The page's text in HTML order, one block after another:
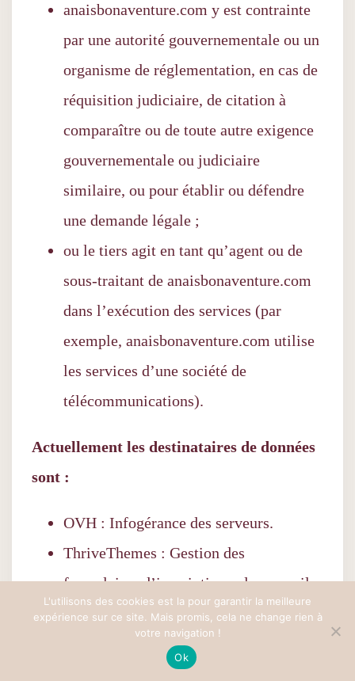
anaisbonaventure.com y est contrainte
par une autorité gouvernementale ou un
organisme de réglementation, en cas de
réquisition judiciaire, de citation à
comparaître ou de toute autre exigence
gouvernementale ou judiciaire
similaire, ou pour établir ou défendre
une demande légale ;
ou le tiers agit en tant qu’agent ou de
sous-traitant de anaisbonaventure.com
dans l’exécution des services (par
exemple, anaisbonaventure.com utilise
les services d’une société de
télécommunications).
Actuellement les destinataires de données
sont :
OVH : Infogérance des serveurs.
ThriveThemes : Gestion des
formulaires d’inscriptions, des recueils
et affichages des témoignages, des
MailPoet : Gestion des listes emails, et
L'utilisons des cookies est la pour garantir la meilleure
expérience sur ce site. Mais promis, cela ne change rien à
votre navigation !
Ok